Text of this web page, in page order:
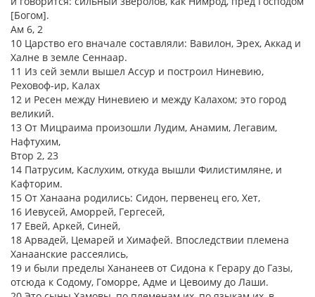
[Богом].
Ам 6, 2
10 Царство его вначале составляли: Вавилон, Эрех, Аккад и
Халне в земле Сеннаар.
11 Из сей земли вышел Ассур и построил Ниневию,
Реховоф-ир, Калах
12 и Ресен между Ниневиею и между Калахом; это город
великий.
13 От Мицраима произошли Лудим, Анамим, Легавим,
Нафтухим,
Втор 2, 23
14 Патрусим, Каслухим, откуда вышли Филистимляне, и
Кафторим.
15 От Ханаана родились: Сидон, первенец его, Хет,
16 Иевусей, Аморрей, Гергесей,
17 Евей, Аркей, Синей,
18 Арвадей, Цемарей и Химафей. Впоследствии племена
Ханаанские рассеялись,
19 и были пределы Хананеев от Сидона к Герару до Газы,
отсюда к Содому, Гоморре, Адме и Цевоиму до Лаши.